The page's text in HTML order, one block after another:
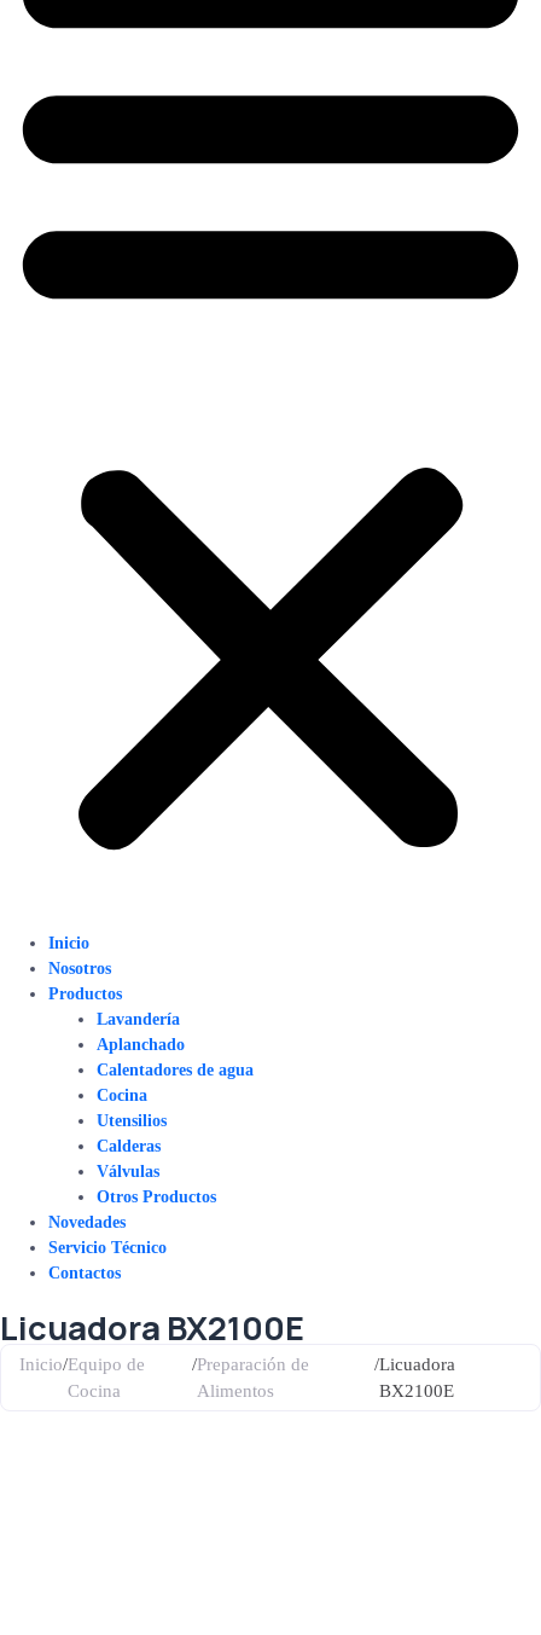
Inicio
Nosotros
Productos
Lavandería
Aplanchado
Calentadores de agua
Cocina
Utensilios
Calderas
Válvulas
Otros Productos
Novedades
Servicio Técnico
Contactos
Licuadora BX2100E
Inicio/Equipo de
Cocina
/Preparación de
Alimentos
/Licuadora
BX2100E